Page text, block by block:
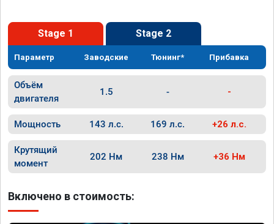
Stage 1 Stage 2
Параметр Заводские Тюнинг* Прибавка
Объём
двигателя
1.5 - -
Мощность 143 л.с. 169 л.с. +26 л.с.
Крутящий
момент
202 Нм 238 Нм +36 Нм
Включено в стоимость: